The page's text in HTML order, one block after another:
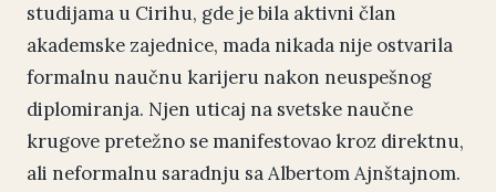
studijama u Cirihu, gde je bila aktivni član
akademske zajednice, mada nikada nije ostvarila
formalnu naučnu karijeru nakon neuspešnog
diplomiranja. Njen uticaj na svetske naučne
krugove pretežno se manifestovao kroz direktnu,
ali neformalnu saradnju sa Albertom Ajnštajnom.